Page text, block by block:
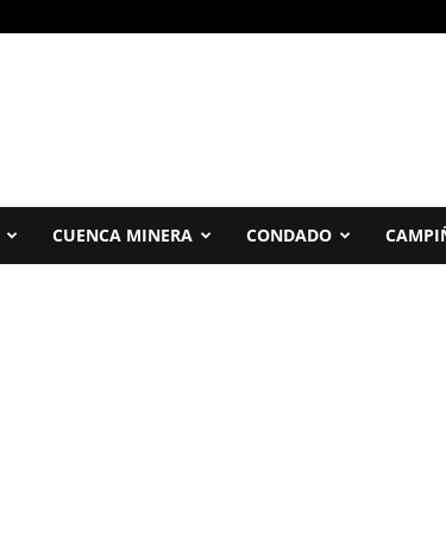
CUENCA MINERA CONDADO